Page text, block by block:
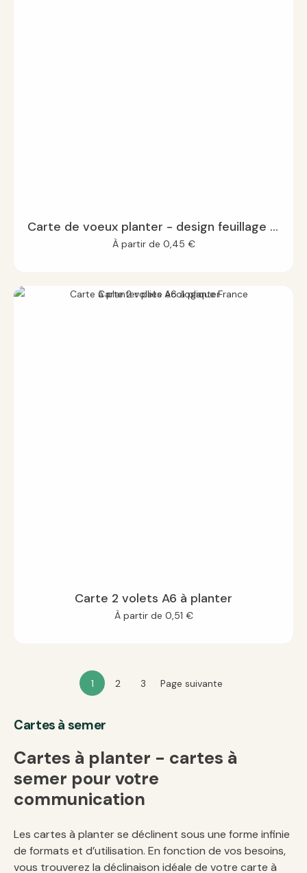
Carte de voeux planter - design feuillage - A6
À partir de 0,45 €
Carte 2 volets A6 à planter
À partir de 0,51 €
1 2 3 Page suivante
Cartes à semer
Cartes à planter - cartes à
semer pour votre
communication
Les cartes à planter se déclinent sous une forme infinie
de formats et d’utilisation. En fonction de vos besoins,
vous trouverez la déclinaison idéale de votre carte à